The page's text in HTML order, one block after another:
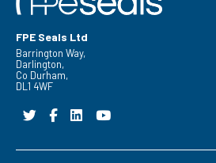
FPE Seals Ltd
Barrington Way,
Darlington,
Co Durham,
DL1 4WF